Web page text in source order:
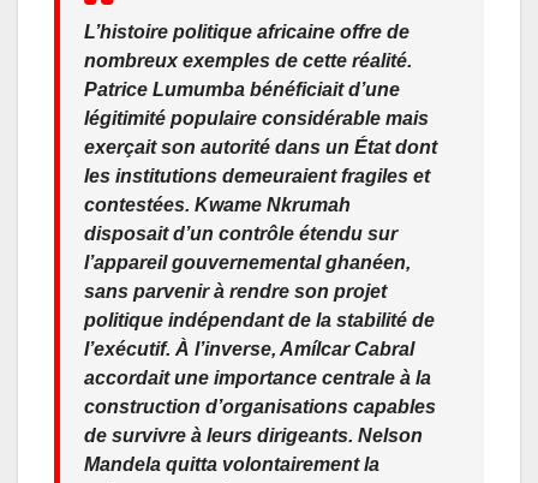
L’histoire politique africaine offre de
nombreux exemples de cette réalité.
Patrice Lumumba bénéficiait d’une
légitimité populaire considérable mais
exerçait son autorité dans un État dont
les institutions demeuraient fragiles et
contestées. Kwame Nkrumah
disposait d’un contrôle étendu sur
l’appareil gouvernemental ghanéen,
sans parvenir à rendre son projet
politique indépendant de la stabilité de
l’exécutif. À l’inverse, Amílcar Cabral
accordait une importance centrale à la
construction d’organisations capables
de survivre à leurs dirigeants. Nelson
Mandela quitta volontairement la